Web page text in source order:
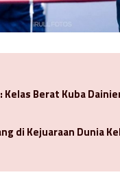
Kelas Berat Kuba
di Kejuaraan Dunia